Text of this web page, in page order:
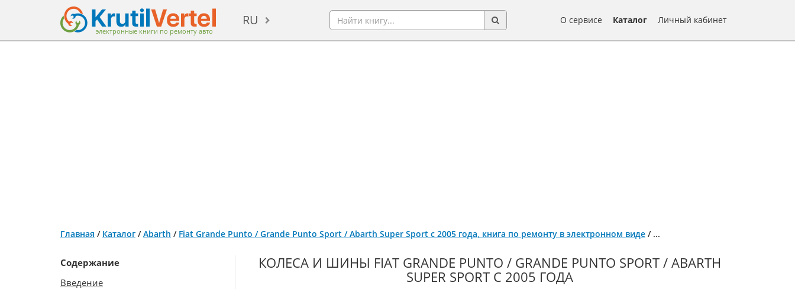
электронные книги по ремонту авто
RU О сервисе Каталог Личный кабинет
Главная / Каталог /Abarth / Fiat Grande Punto / Grande Punto Sport / Abarth Super Sport с 2005 года, книга по ремонту в электронном виде / ...
Содержание
Введение
КОЛЕСА И ШИНЫ FIAT GRANDE PUNTO / GRANDE PUNTO SPORT / ABARTH
SUPER SPORT С 2005 ГОДА